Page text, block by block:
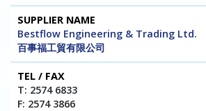
Bestflow Engineering & Trading Ltd.
百事福工貿有限公司
T: 2574 6833
F: 2574 3866